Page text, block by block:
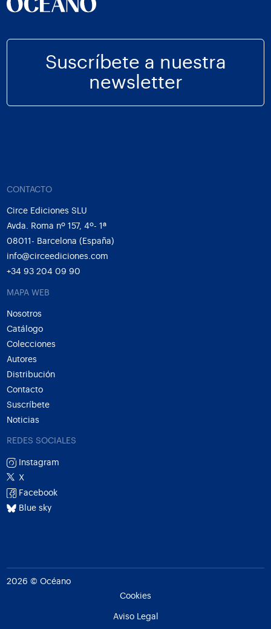
Suscríbete a nuestra
newsletter
CONTACTO
Circe Ediciones SLU
Avda. Roma nº 157, 4º- 1ª
08011- Barcelona (España)
info@circeediciones.com
+34 93 204 09 90
MAPA WEB
Nosotros
Catálogo
Colecciones
Autores
Distribución
Contacto
Suscríbete
Noticias
REDES SOCIALES
Instagram
X
Facebook
Blue sky
2026 © Océano
Cookies
Aviso Legal